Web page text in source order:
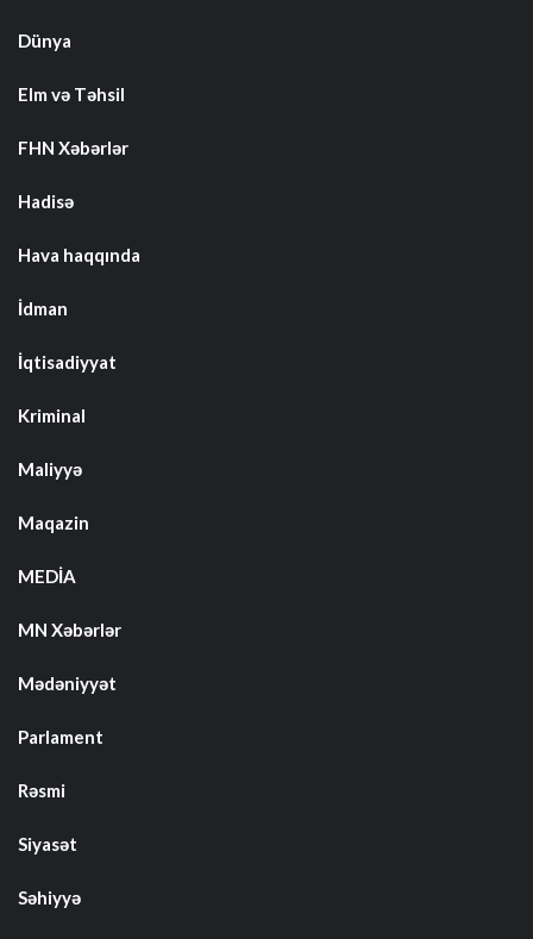
Dünya
Elm və Təhsil
FHN Xəbərlər
Hadisə
Hava haqqında
İdman
İqtisadiyyat
Kriminal
Maliyyə
Maqazin
MEDİA
MN Xəbərlər
Mədəniyyət
Parlament
Rəsmi
Siyasət
Səhiyyə